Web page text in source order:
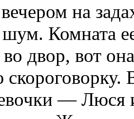
на
Комната
двор, вот
— Люся